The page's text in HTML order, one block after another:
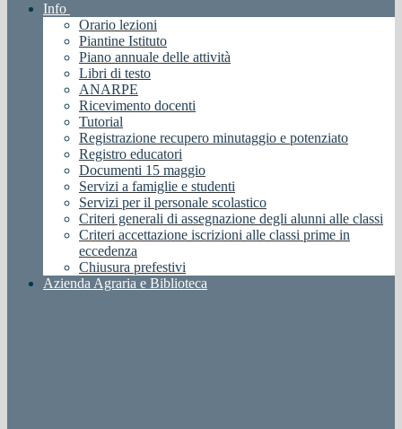
Info
Orario lezioni
Piantine Istituto
Piano annuale delle attività
Libri di testo
ANARPE
Ricevimento docenti
Tutorial
Registrazione recupero minutaggio e potenziato
Registro educatori
Documenti 15 maggio
Servizi a famiglie e studenti
Servizi per il personale scolastico
Criteri generali di assegnazione degli alunni alle classi
Criteri accettazione iscrizioni alle classi prime in
eccedenza
Chiusura prefestivi
Azienda Agraria e Biblioteca